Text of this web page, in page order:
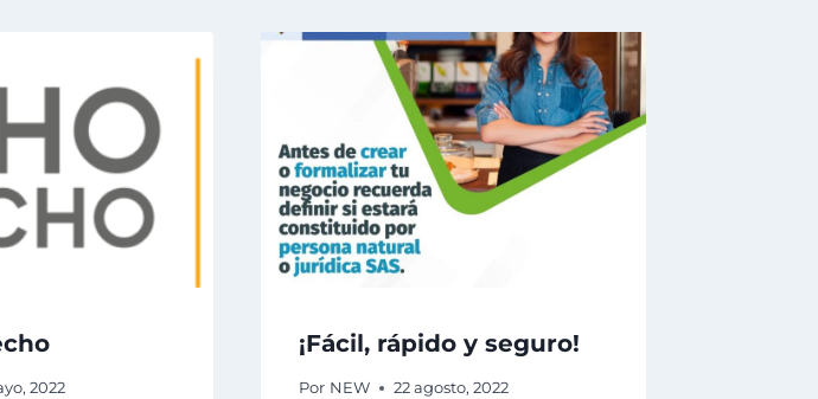
2022
¡Fácil, rápido y seguro!
Por NEW 22 agosto, 2022